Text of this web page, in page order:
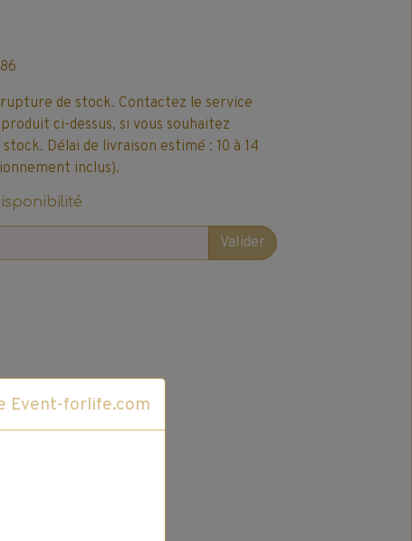
de stock. Contactez le service
ci-dessus, si vous souhaitez
Délai de livraison estimé : 10 à 14
inclus).
Valider
Cliquez ici pour accéder au site Event-forlife.com